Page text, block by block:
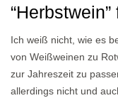
Ich weiß nicht, wie es
von Weißweinen zu
zur Jahreszeit zu
allerdings nicht und